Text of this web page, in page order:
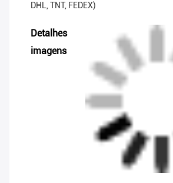
DHL, TNT, FEDEX)
Detalhes
imagens